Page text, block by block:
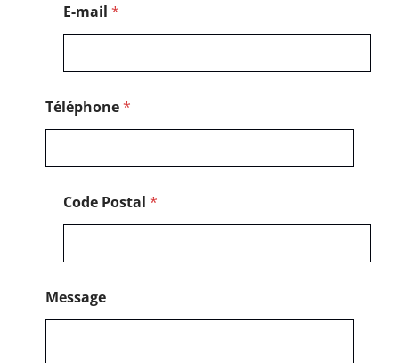
E-mail *
Téléphone*
Code Postal *
Message